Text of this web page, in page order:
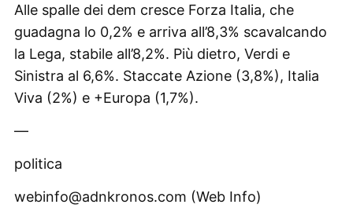
Alle spalle dei dem cresce Forza Italia, che
guadagna lo 0,2% e arriva all’8,3% scavalcando
la Lega, stabile all’8,2%. Più dietro, Verdi e
Sinistra al 6,6%. Staccate Azione (3,8%), Italia
Viva (2%) e +Europa (1,7%).
—
politica
webinfo@adnkronos.com (Web Info)